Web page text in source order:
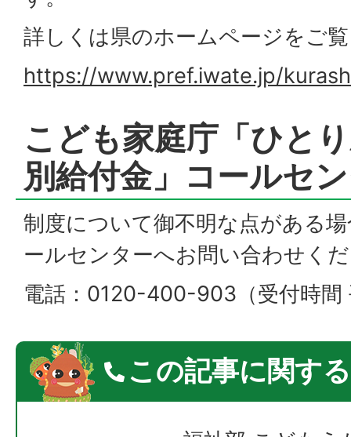
詳しくは県のホームページをご
https://www.pref.iwate.jp/
こども家庭庁「ひと
別給付金」コールセ
制度について御不明な点がある
ールセンターへお問い合わせく
電話：0120-400-903（受付時間
この記事に関す